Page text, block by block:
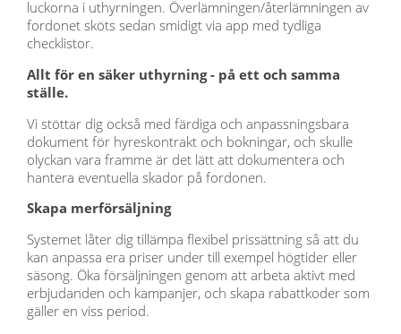
luckorna i uthyrningen. Överlämningen/återlämningen av
fordonet sköts sedan smidigt via app med tydliga
checklistor.
Allt för en säker uthyrning - på ett och samma
ställe.
Vi stöttar dig också med färdiga och anpassningsbara
dokument för hyreskontrakt och bokningar, och skulle
olyckan vara framme är det lätt att dokumentera och
hantera eventuella skador på fordonen.
Skapa merförsäljning
Systemet låter dig tillämpa flexibel prissättning så att du
kan anpassa era priser under till exempel högtider eller
säsong. Öka försäljningen genom att arbeta aktivt med
erbjudanden och kampanjer, och skapa rabattkoder som
gäller en viss period.